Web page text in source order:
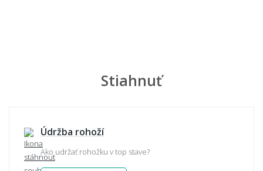
Stiahnuť
Údržba rohoží
Ako udržať rohožku v top stave?